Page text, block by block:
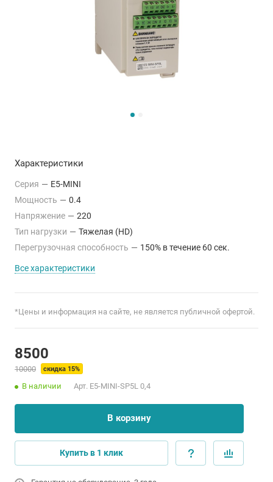
Характеристики
Серия — E5-MINI
Мощность — 0.4
Напряжение — 220
Тип нагрузки — Тяжелая (HD)
Перегрузочная способность — 150% в течение 60 сек.
Все характеристики
*Цены и информация на сайте, не является публичной офертой.
8500
10000 скидка 15%
В наличии Арт. E5-MINI-SP5L 0,4
В корзину
Купить в 1 клик